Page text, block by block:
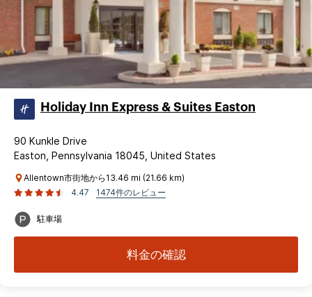
Holiday Inn Express & Suites Easton
90 Kunkle Drive
Easton, Pennsylvania 18045, United States
Allentown市街地から13.46 mi (21.66 km)
4.47
1474件のレビュー
駐車場
料金の確認